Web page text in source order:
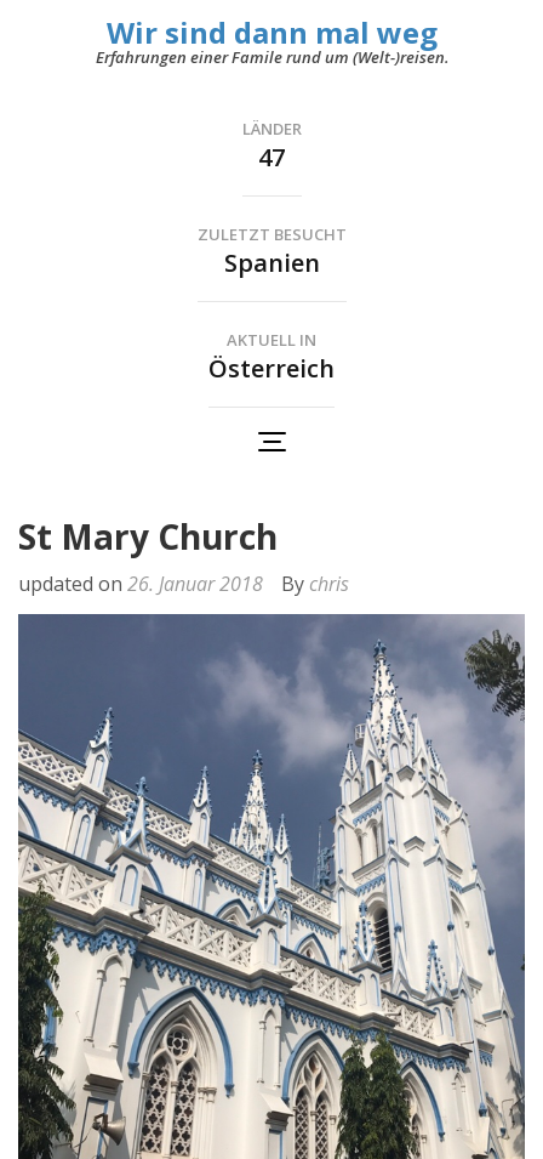
Wir sind dann mal weg
Erfahrungen einer Famile rund um (Welt-)reisen.
LÄNDER
47
ZULETZT BESUCHT
Spanien
AKTUELL IN
Österreich
St Mary Church
updated on 26. Januar 2018 By chris